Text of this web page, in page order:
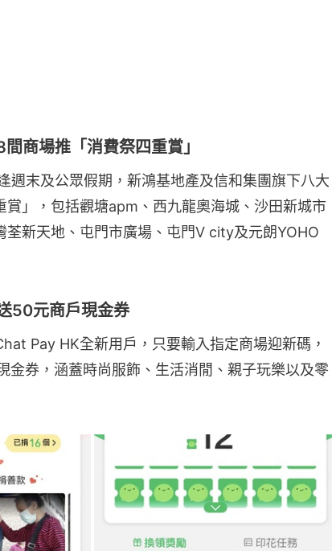
商場推「消費祭四重賞」
週末及公眾假期，新鴻基地產及信和集團旗下八大
賞」，包括觀塘apm、西九龍奧海城、沙田新城市
荃新天地、屯門市廣場、屯門V city及元朗YOHO
50元商戶現金券
Pay HK全新用戶，只要輸入指定商場迎新碼，
金券，涵蓋時尚服飾、生活消閒、親子玩樂以及零